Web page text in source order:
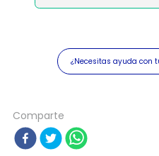
¿Necesitas ayuda con
Comparte